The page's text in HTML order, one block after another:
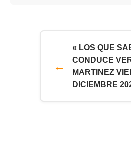
« LOS QUE
CONDUCE
MARTINEZ
DICIEMBRE